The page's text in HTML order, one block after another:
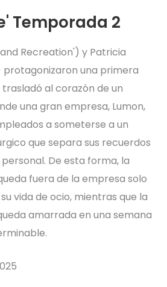
Temporada 2
Recreation') y Patricia
una primera
al corazón de un
una gran empresa, Lumon,
a someterse a un
que separa sus recuerdos
De esta forma, la
fuera de la empresa solo
vida de ocio, mientras que la
amarrada en una semana